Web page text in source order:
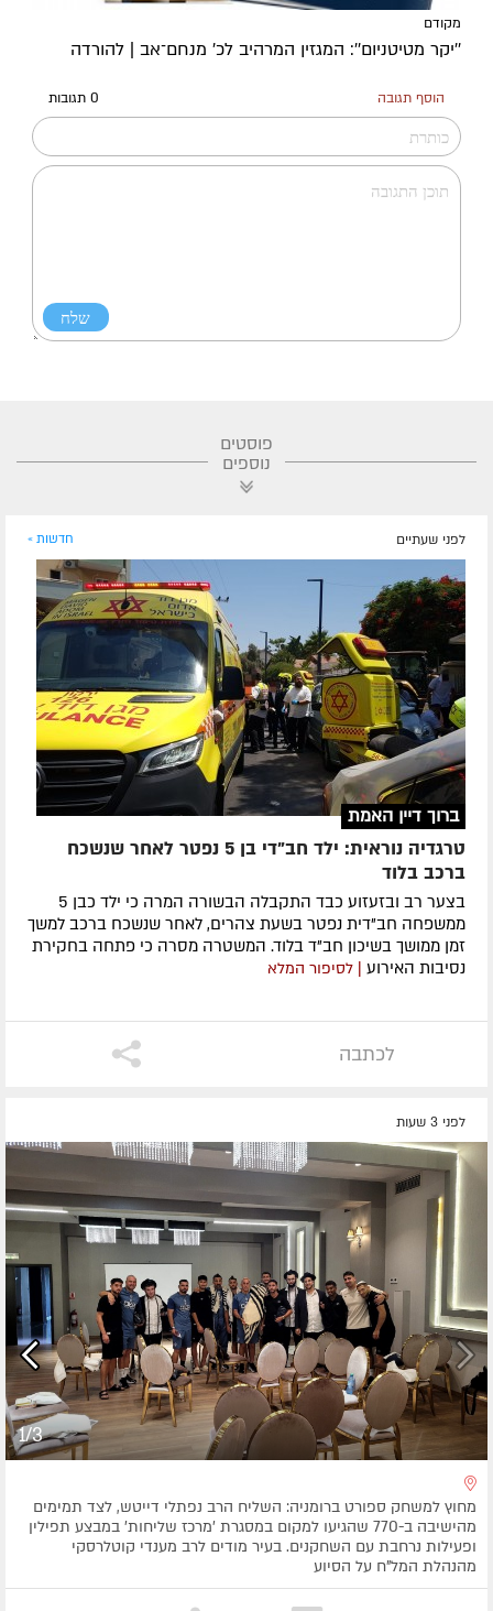
מקודם
''יקר מטיטניום'': המגזין המרהיב לכ’ מנחם־אב | להורדה
הוסף תגובה 0 תגובות
פוסטים
נוספים
לפני שעתיים חדשות »
ברוך דיין האמת
טרגדיה נוראית: ילד חב"די בן 5 נפטר לאחר שנשכח
ברכב בלוד
בצער רב ובזעזוע כבד התקבלה הבשורה המרה כי ילד כבן 5
ממשפחה חב"דית נפטר בשעת צהרים, לאחר שנשכח ברכב למשך
זמן ממושך בשיכון חב"ד בלוד. המשטרה מסרה כי פתחה בחקירת
נסיבות האירוע
| לסיפור המלא
לכתבה
לפני 3 שעות
1/3
מחוץ למשחק ספורט ברומניה: השליח הרב נפתלי דייטש, לצד תמימים
מהישיבה ב-770 שהגיעו למקום במסגרת 'מרכז שליחות' במבצע תפילין
ופעילות נרחבת עם השחקנים. בעיר מודים לרב מענדי קוטלרסקי
מהנהלת המל"ח על הסיוע